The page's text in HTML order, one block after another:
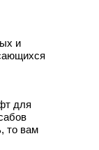
и
для
то вам